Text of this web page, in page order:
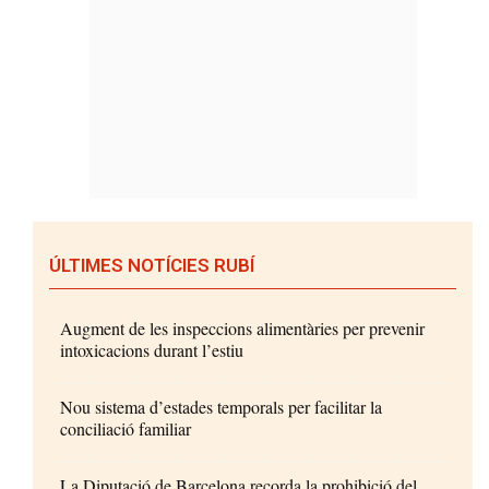
ÚLTIMES NOTÍCIES RUBÍ
Augment de les inspeccions alimentàries per prevenir
intoxicacions durant l’estiu
Nou sistema d’estades temporals per facilitar la
conciliació familiar